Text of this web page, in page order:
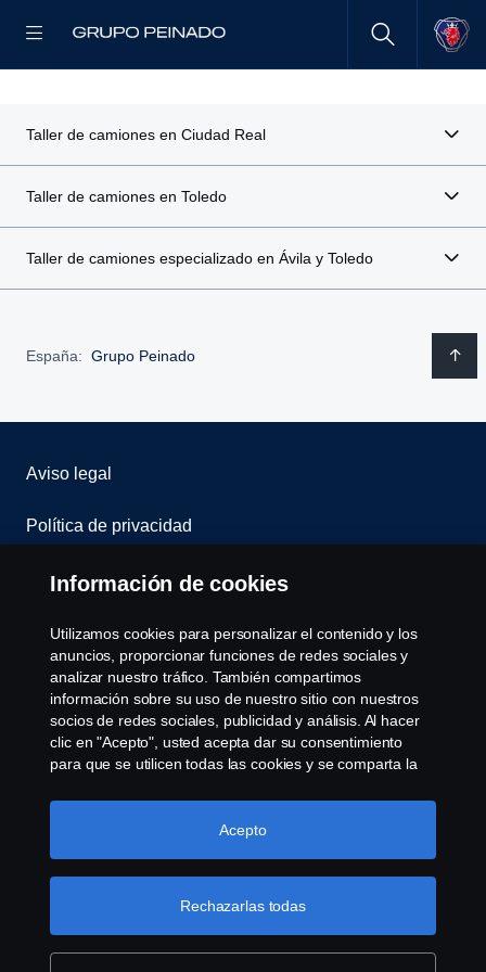
Taller de camiones en Ciudad Real
Taller de camiones en Toledo
Taller de camiones especializado en Ávila y Toledo
España: Grupo Peinado
Aviso legal
Política de privacidad
Scania Assitance
Política de cookies
Opciones de Cookies
© Copyright Scania 2008-2022. Todos los derechos
Información de cookies
Utilizamos cookies para personalizar el contenido y los
anuncios, proporcionar funciones de redes sociales y
analizar nuestro tráfico. También compartimos
información sobre su uso de nuestro sitio con nuestros
socios de redes sociales, publicidad y análisis. Al hacer
clic en "Acepto", usted acepta dar su consentimiento
para que se utilicen todas las cookies y se comparta la
haciendo clic en "Configuración de cookies" y
seleccionando las categorías que desea aceptar. Para
Más información sobre su privacidad
Rechazarlas todas
Acepto